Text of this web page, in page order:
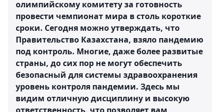
олимпийскому комитету за готовность
провести чемпионат мира в столь короткие
сроки. Сегодня можно утверждать, что
Правительство Казахстана, взяло пандемию
под контроль. Многие, даже более развитые
страны, до сих пор не могут обеспечить
безопасный для системы здравоохранения
уровень контроля пандемии. Здесь мы
видим отличную дисциплину и высокую